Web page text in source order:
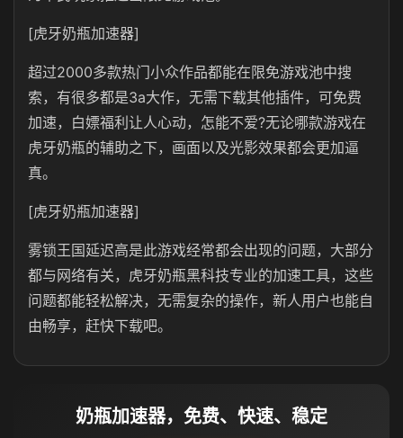
[虎牙奶瓶加速器]
超过2000多款热门小众作品都能在限免游戏池中搜
索，有很多都是3a大作，无需下载其他插件，可免费
加速，白嫖福利让人心动，怎能不爱?无论哪款游戏在
虎牙奶瓶的辅助之下，画面以及光影效果都会更加逼
真。
[虎牙奶瓶加速器]
雾锁王国延迟高是此游戏经常都会出现的问题，大部分
都与网络有关，虎牙奶瓶黑科技专业的加速工具，这些
问题都能轻松解决，无需复杂的操作，新人用户也能自
由畅享，赶快下载吧。
奶瓶加速器，免费、快速、稳定